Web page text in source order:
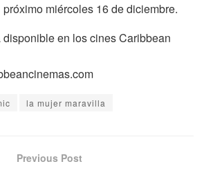
miércoles 16 de diciembre.
disponible en los cines Caribbean
la mujer maravilla
Previous Post